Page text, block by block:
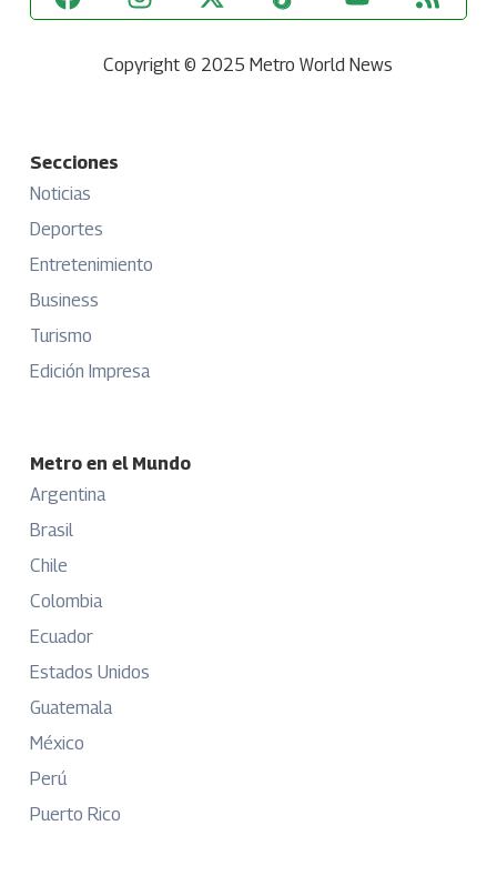
Copyright © 2025 Metro World News
Secciones
Noticias
Deportes
Entretenimiento
Business
Turismo
Edición Impresa
Metro en el Mundo
Argentina
Brasil
Chile
Colombia
Ecuador
Estados Unidos
Guatemala
México
Perú
Puerto Rico